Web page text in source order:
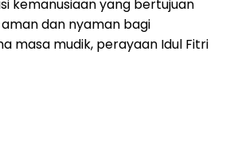
kemanusiaan yang bertujuan
dan nyaman bagi
masa mudik, perayaan Idul Fitri